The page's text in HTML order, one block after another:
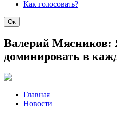
Как голосовать?
Ок
Валерий Мясников:
доминировать в
Главная
Новости